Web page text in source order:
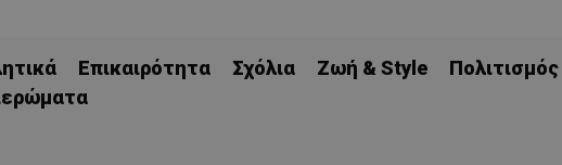
Επικαιρότητα Σχόλια Ζωή & Style Πολιτισμός